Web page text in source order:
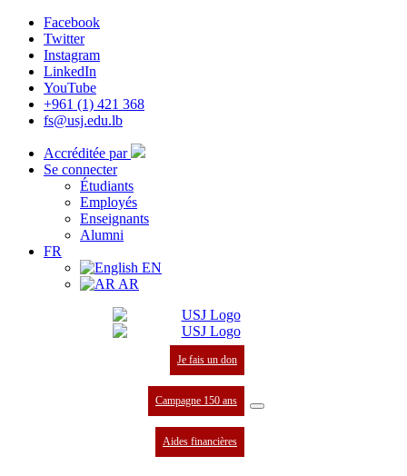
Facebook
Twitter
Instagram
LinkedIn
YouTube
+961 (1) 421 368
fs@usj.edu.lb
Accréditée par
Se connecter
Étudiants
Employés
Enseignants
Alumni
FR
EN
AR
Je fais un don
Campagne 150 ans
Aides financières